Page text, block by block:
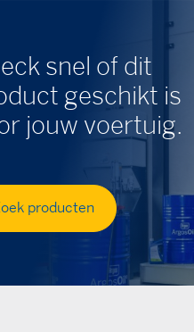
snel of dit
geschikt is
jouw voertuig.
producten